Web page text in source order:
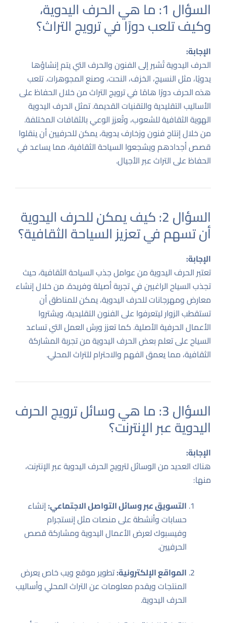
السؤال 1: ما هي الحرف اليدوية،
وكيف تلعب دورًا في ترويج التراث؟
الإجابة:
الحرف اليدوية تُشير إلى الفنون والحرف التي يتم إنشاؤها
يدويًا، مثل النسيج، الخزف، النحت، وصنع المجوهرات. تلعب
هذه الحرف دورًا هامًا في ترويج التراث من خلال الحفاظ على
الأساليب التقليدية والتقنيات القديمة. تمثل الحرف اليدوية
الهوية الثقافية للشعوب، وتُعزز الوعي بالثقافات المختلفة.
من خلال إنتاج فنون وزخارف يدوية، يمكن للحرفيين أن ينقلوا
قصص أجدادهم ويشجعوا السياحة الثقافية، مما يساعد في
الحفاظ على التراث عبر الأجيال.
السؤال 2: كيف يمكن للحرف اليدوية
أن تسهم في تعزيز السياحة الثقافية؟
الإجابة:
تعتبر الحرف اليدوية من عوامل جذب السياحة الثقافية، حيث
تجذب السياح الراغبين في تجربة أصيلة وفريدة. من خلال إنشاء
معارض ومهرجانات للحرف اليدوية، يمكن للمناطق أن
تستقطب الزوار ليتعرفوا على الفنون التقليدية، ويشتروا
الأعمال الحرفية الأصلية. كما تعزز ورش العمل التي تساعد
السياح على تعلم بعض الحرف اليدوية من تجربة المشاركة
الثقافية، مما يعمق الفهم والاحترام للتراث المحلي.
السؤال 3: ما هي وسائل ترويج الحرف
اليدوية عبر الإنترنت؟
الإجابة:
هناك العديد من الوسائل لترويج الحرف اليدوية عبر الإنترنت،
منها:
التسويق عبر وسائل التواصل الاجتماعي:إنشاء
حسابات وأنشطة على منصات مثل إنستجرام
وفيسبوك لعرض الأعمال اليدوية ومشاركة قصص
الحرفيين.
المواقع الإلكترونية:تطوير موقع ويب خاص يعرض
المنتجات ويقدم معلومات عن التراث المحلي وأساليب
الحرف اليدوية.